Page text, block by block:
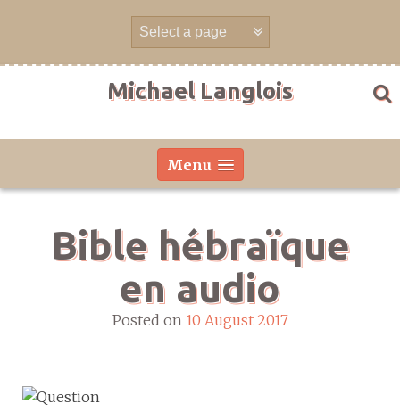
Michael Langlois
Menu
Bible hébraïque
en audio
Posted on 10 August 2017